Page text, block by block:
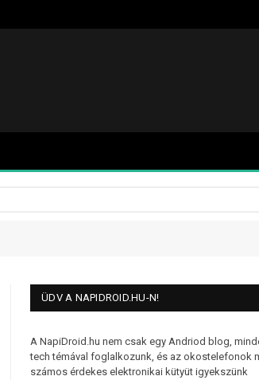
ÜDV A NAPIDROID.HU-N!
A NapiDroid.hu nem csak egy Andriod blog,
tech témával foglalkozunk, és az okostelefonok
számos érdekes elektronikai kütyüt igyekszünk